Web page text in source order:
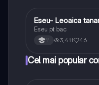
Limba și literatura
Eseu- Leoaica
Eseu pt bac
11 3,411 46
Cel mai popular